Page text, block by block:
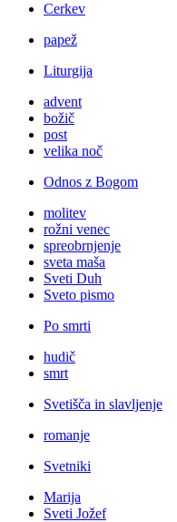
Cerkev
papež
Liturgija
advent
božič
post
velika noč
Odnos z Bogom
molitev
rožni venec
spreobrnjenje
sveta maša
Sveti Duh
Sveto pismo
Po smrti
hudič
smrt
Svetišča in slavljenje
romanje
Svetniki
Marija
Sveti Jožef